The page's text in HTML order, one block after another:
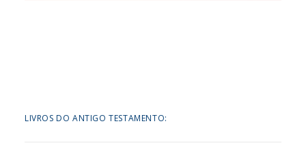
LIVROS DO ANTIGO TESTAMENTO: